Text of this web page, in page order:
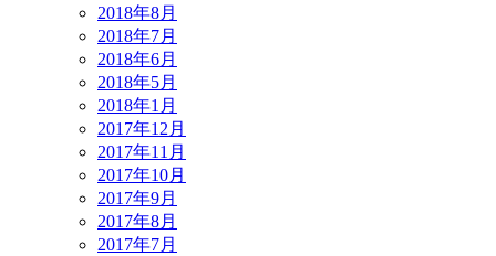
2018年8月
2018年7月
2018年6月
2018年5月
2018年1月
2017年12月
2017年11月
2017年10月
2017年9月
2017年8月
2017年7月